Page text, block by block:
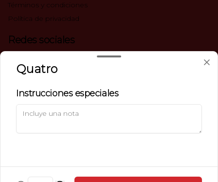
Términos y condiciones
Política de privacidad
Redes sociales
Facebook
Mi cuenta
Iniciar sesión
Quatro
Instrucciones especiales